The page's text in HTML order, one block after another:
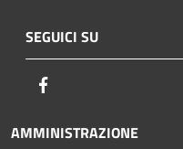
SEGUICI SU
AMMINISTRAZIONE